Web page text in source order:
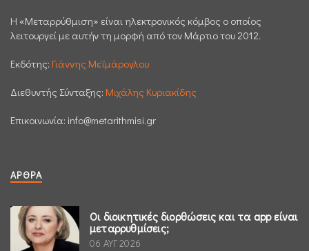
H «Μεταρρύθμιση» είναι ηλεκτρονικός κόμβος ο οποίος
λειτουργεί με αυτήν τη μορφή από τον Μάρτιο του 2012.
Εκδότης: Γιάννης Μεϊμάρογλου
Διεθυντής Σύνταξης: Μιχάλης Κυριακίδης
Επικοινωνία: info@metarithmisi.gr
ΆΡΘΡΑ
Οι διοικητικές διορθώσεις και τα app είναι
μεταρρυθμίσεις;
06 ΑΥΓ 2026